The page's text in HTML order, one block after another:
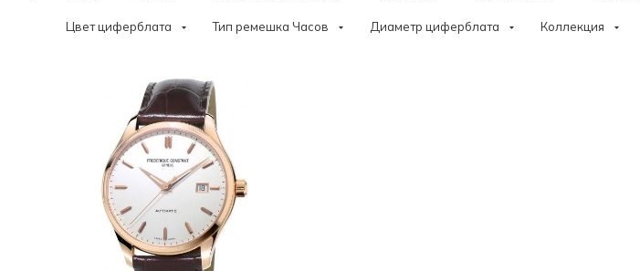
Цвет циферблата Тип ремешка Часов Диаметр циферблата Коллекция